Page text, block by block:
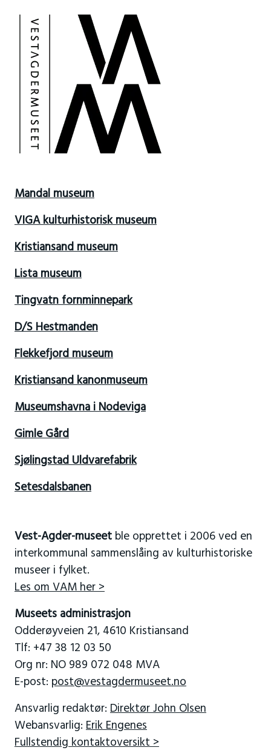
Mandal museum
VIGA kulturhistorisk museum
Kristiansand museum
Lista museum
Tingvatn fornminnepark
D/S Hestmanden
Flekkefjord museum
Kristiansand kanonmuseum
Museumshavna i Nodeviga
Gimle Gård
Sjølingstad Uldvarefabrik
Setesdalsbanen
Vest-Agder-museetble opprettet i 2006 ved en
interkommunal sammenslåing av kulturhistoriske
museer i fylket.
Les om VAM her >
Museets administrasjon
Odderøyveien 21, 4610 Kristiansand
Tlf: +47 38 12 03 50
Org nr: NO 989 072 048 MVA
E-post: post@vestagdermuseet.no
Ansvarlig redaktør: Direktør John Olsen
Webansvarlig: Erik Engenes
Fullstendig kontaktoversikt >